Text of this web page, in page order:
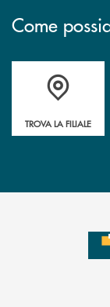
Come
Accedi all' elenco
TROVA LA FILIALE